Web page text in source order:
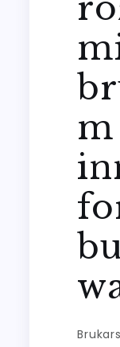
m